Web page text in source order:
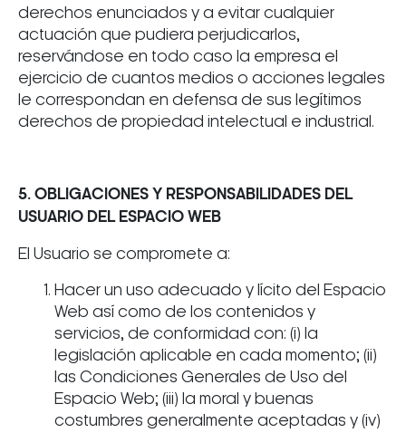
derechos enunciados y a evitar cualquier
actuación que pudiera perjudicarlos,
reservándose en todo caso la empresa el
ejercicio de cuantos medios o acciones legales
le correspondan en defensa de sus legítimos
derechos de propiedad intelectual e industrial.
5. OBLIGACIONES Y RESPONSABILIDADES DEL
USUARIO DEL ESPACIO WEB
El Usuario se compromete a:
Hacer un uso adecuado y lícito del Espacio
Web así como de los contenidos y
servicios, de conformidad con: (i) la
legislación aplicable en cada momento; (ii)
las Condiciones Generales de Uso del
Espacio Web; (iii) la moral y buenas
costumbres generalmente aceptadas y (iv)